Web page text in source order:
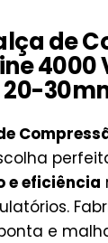
de
4000
e eficiência
e